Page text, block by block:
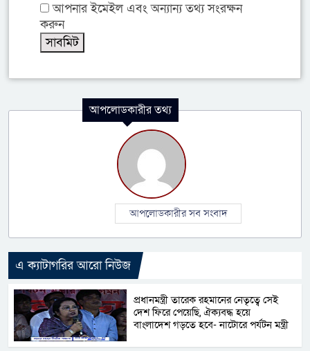
আপনার ইমেইল এবং অন্যান্য তথ্য সংরক্ষন
করুন
আপলোডকারীর তথ্য
আপলোডকারীর সব সংবাদ
এ ক্যাটাগরির আরো নিউজ
প্রধানমন্ত্রী তারেক রহমানের নেতৃত্বে সেই
দেশ ফিরে পেয়েছি, ঐক্যবদ্ধ হয়ে
বাংলাদেশ গড়তে হবে- নাটোরে পর্যটন মন্ত্রী